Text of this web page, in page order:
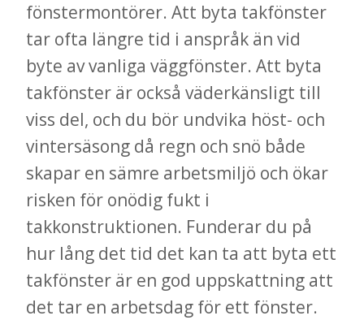
fönstermontörer. Att byta takfönster
tar ofta längre tid i anspråk än vid
byte av vanliga väggfönster. Att byta
takfönster är också väderkänsligt till
viss del, och du bör undvika höst- och
vintersäsong då regn och snö både
skapar en sämre arbetsmiljö och ökar
risken för onödig fukt i
takkonstruktionen. Funderar du på
hur lång det tid det kan ta att byta ett
takfönster är en god uppskattning att
det tar en arbetsdag för ett fönster.